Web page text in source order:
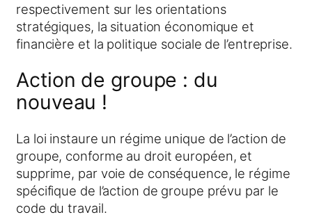
respectivement sur les orientations
stratégiques, la situation économique et
financière et la politique sociale de l’entreprise.
Action de groupe : du
nouveau !
La loi instaure un régime unique de l’action de
groupe, conforme au droit européen, et
supprime, par voie de conséquence, le régime
spécifique de l’action de groupe prévu par le
code du travail.